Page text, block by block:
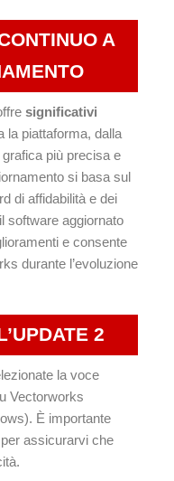
A
significativi
la piattaforma, dalla
più precisa e
si basa sul
di affidabilità e dei
software aggiornato
e consente
durante l’evoluzione
2
la voce
Vectorworks
È importante
assicurarvi che